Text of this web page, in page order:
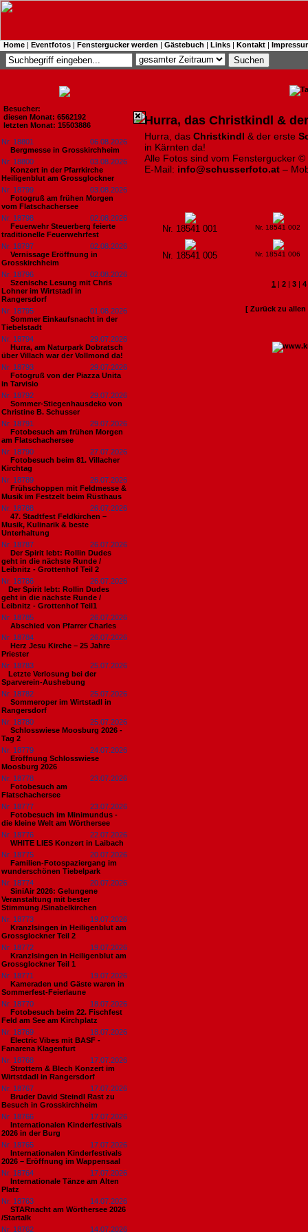
Home | Eventfotos | Fenstergucker werden | Gästebuch | Links | Kontakt |
Besucher:
diesen Monat: 6562192
letzten Monat: 15503886
Nr. 18801
06.08.2026
Bergmesse in Grosskirchheim
Nr. 18800
03.08.2026
Konzert in der Pfarrkirche
Heiligenblut am Grossglockner
Nr. 18799
03.08.2026
Fotogruß am frühen Morgen
vom Flatschachersee
Nr. 18798
02.08.2026
Feuerwehr Steuerberg feierte
traditionelle Feuerwehrfest
Nr. 18797
02.08.2026
Vernissage Eröffnung in
Grosskirchheim
Nr. 18796
02.08.2026
Szenische Lesung mit Chris
Lohner im Wirtstadl in
Rangersdorf
Nr. 18795
01.08.2026
Sommer Einkaufsnacht in der
Tiebelstadt
Nr. 18794
29.07.2026
Hurra, am Naturpark Dobratsch
über Villach war der Vollmond da!
Nr. 18793
29.07.2026
Fotogruß von der Piazza Unita
in Tarvisio
Nr. 18792
29.07.2026
Sommer-Stiegenhausdeko von
Christine B. Schusser
Nr. 18791
29.07.2026
Fotobesuch am frühen Morgen
am Flatschachersee
Nr. 18790
27.07.2026
Fotobesuch beim 81. Villacher
Kirchtag
Nr. 18789
26.07.2026
Frühschoppen mit Feldmesse &
Musik im Festzelt beim Rüsthaus
Nr. 18788
26.07.2026
47. Stadtfest Feldkirchen –
Musik, Kulinarik & beste
Unterhaltung
Nr. 18787
26.07.2026
Der Spirit lebt: Rollin Dudes
geht in die nächste Runde /
Leibnitz - Grottenhof Teil 2
Nr. 18786
26.07.2026
​Der Spirit lebt: Rollin Dudes
geht in die nächste Runde /
Leibnitz - Grottenhof Teil1
Nr. 18785
26.07.2026
Abschied von Pfarrer Charles
Nr. 18784
26.07.2026
Herz Jesu Kirche – 25 Jahre
Priester
Nr. 18783
25.07.2026
​Letzte Verlosung bei der
Sparverein-Aushebung
Nr. 18782
25.07.2026
Sommeroper im Wirtstadl in
Rangersdorf
Nr. 18780
25.07.2026
Schlosswiese Moosburg 2026 -
Tag 2
Nr. 18779
24.07.2026
Eröffnung Schlosswiese
Moosburg 2026
Nr. 18778
23.07.2026
Fotobesuch am
Flatschachersee
Nr. 18777
23.07.2026
Fotobesuch im Minimundus -
die kleine Welt am Wörthersee
Nr. 18776
22.07.2026
WHITE LIES Konzert in Laibach
Nr. 18775
20.07.2026
Familien-Fotospaziergang im
wunderschönen Tiebelpark
Nr. 18774
20.07.2026
SiniAir 2026: Gelungene
Veranstaltung mit bester
Stimmung /Sinabelkirchen
Nr. 18773
19.07.2026
Kranzlsingen in Heiligenblut am
Grossglockner Teil 2
Nr. 18772
19.07.2026
Kranzlsingen in Heiligenblut am
Grossglockner Teil 1
Nr. 18771
19.07.2026
Kameraden und Gäste waren in
Sommerfest-Feierlaune
Nr. 18770
18.07.2026
Fotobesuch beim 22. Fischfest
Feld am See am Kirchplatz
Nr. 18769
18.07.2026
Electric Vibes mit BASF -
Fanarena Klagenfurt
Nr. 18768
17.07.2026
Strottern & Blech Konzert im
Wirtstdadl in Rangersdorf
Nr. 18767
17.07.2026
Bruder David Steindl Rast zu
Besuch in Grosskirchheim
Nr. 18766
17.07.2026
Internationalen Kinderfestivals
2026 in der Burg
Nr. 18765
17.07.2026
Internationalen Kinderfestivals
2026 – Eröffnung im Wappensaal
Nr. 18764
17.07.2026
Internationale Tänze am Alten
Platz
Nr. 18763
14.07.2026
STARnacht am Wörthersee 2026
/Startalk
Nr. 18762
14.07.2026
Hurra, das Christkindl &
Hurra, das Christkindl & der erste
in Kärnten da!
Alle Fotos sind vom Fenstergucker ©
E-Mail: info@schusserfoto.at –
Nr. 18541 001 Nr. 18541 002
Nr. 18541 005 Nr. 18541 006
1 | 2 | 3 | 4
[ Zurück zu